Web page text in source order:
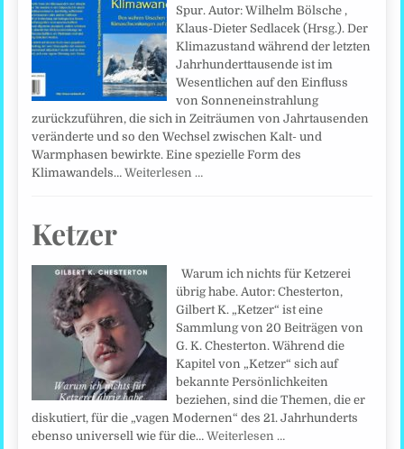
Spur. Autor: Wilhelm Bölsche ,
Klaus-Dieter Sedlacek (Hrsg.). Der
Klimazustand während der letzten
Jahrhunderttausende ist im
Wesentlichen auf den Einfluss
von Sonneneinstrahlung
zurückzuführen, die sich in Zeiträumen von Jahrtausenden
veränderte und so den Wechsel zwischen Kalt- und
Warmphasen bewirkte. Eine spezielle Form des
Klimawandels…Weiterlesen …
Ketzer
Warum ich nichts für Ketzerei
übrig habe. Autor: Chesterton,
Gilbert K. „Ketzer“ ist eine
Sammlung von 20 Beiträgen von
G. K. Chesterton. Während die
Kapitel von „Ketzer“ sich auf
bekannte Persönlichkeiten
beziehen, sind die Themen, die er
diskutiert, für die „vagen Modernen“ des 21. Jahrhunderts
ebenso universell wie für die…Weiterlesen …